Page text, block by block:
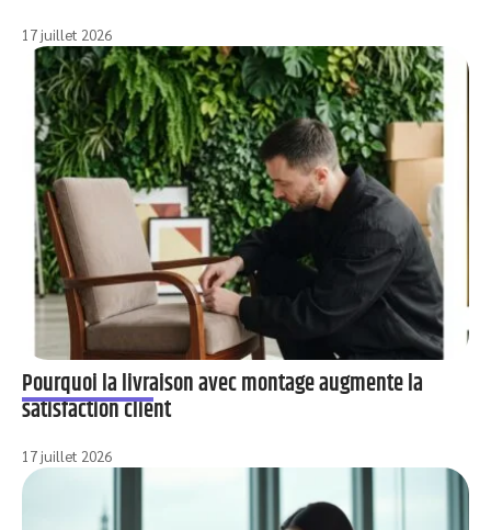
17 juillet 2026
Pourquoi la livraison avec montage augmente la
satisfaction client
17 juillet 2026